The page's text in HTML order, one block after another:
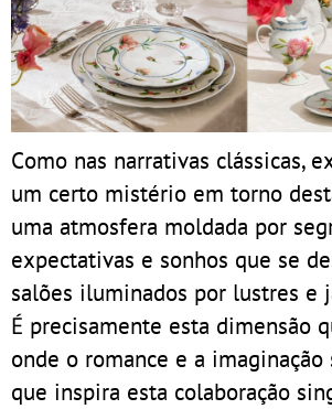
Como nas narrativas clássicas,
um certo mistério em torno
uma atmosfera moldada por
expectativas e sonhos que se
salões iluminados por lustres e
É precisamente esta dimensão
onde o romance e a imaginação
que inspira esta colaboração